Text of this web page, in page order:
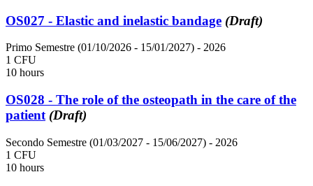
OS027 - Elastic and inelastic bandage (Draft)
Primo Semestre (01/10/2026 - 15/01/2027) - 2026
1 CFU
10 hours
OS028 - The role of the osteopath in the care of the
patient (Draft)
Secondo Semestre (01/03/2027 - 15/06/2027) - 2026
1 CFU
10 hours